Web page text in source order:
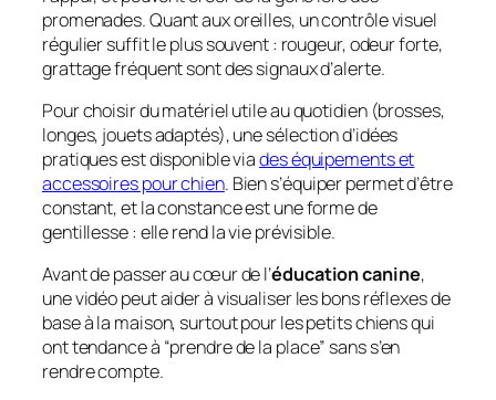
promenades. Quant aux oreilles, un contrôle visuel
régulier suffit le plus souvent : rougeur, odeur forte,
grattage fréquent sont des signaux d’alerte.
Pour choisir du matériel utile au quotidien (brosses,
longes, jouets adaptés), une sélection d’idées
pratiques est disponible viades équipements et
accessoires pour chien. Bien s’équiper permet d’être
constant, et la constance est une forme de
gentillesse : elle rend la vie prévisible.
Avant de passer au cœur de l’éducation canine,
une vidéo peut aider à visualiser les bons réflexes de
base à la maison, surtout pour les petits chiens qui
ont tendance à “prendre de la place” sans s’en
rendre compte.